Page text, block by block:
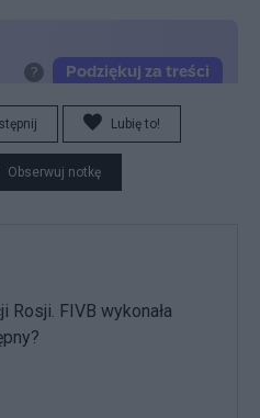
Lubię to!
Obserwuj notkę
FIVB wykonała